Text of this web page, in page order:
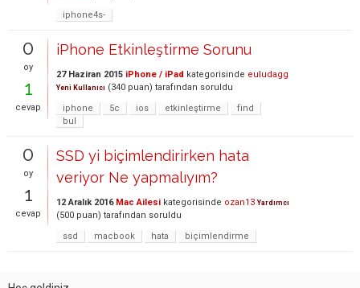
iphone4s-
0
oy
1
cevap
iPhone Etkinleştirme Sorunu
27 Haziran 2015 iPhone / iPad kategorisinde euludagg
Yeni Kullanıcı (340 puan) tarafından soruldu
iphone
5c ios etkinleştirme
find
bul
0
oy
1
cevap
SSD yi biçimlendirirken hata
veriyor Ne yapmalıyım?
12 Aralık 2016 Mac Ailesi kategorisinde ozan13 Yardımcı
(500 puan) tarafından soruldu
ssd
macbook hata biçimlendirme